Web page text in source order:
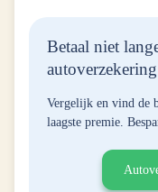
Betaal niet
Vergelijk en vind de
laagste premie.